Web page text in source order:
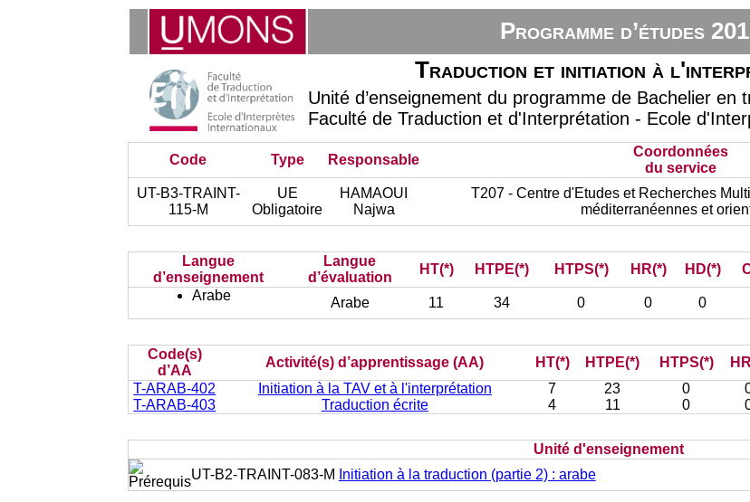
Programme d’études
Traduction et initiation à
Unité d’enseignement du programme de Bachelier en
Faculté de Traduction et d'Interprétation - Ecole
Code Type Responsable
Coordonnées
du service
UT-B3-TRAINT-
115-M
UE
Obligatoire
HAMAOUI
Najwa
T207 - Centre d'Etudes et Recherches
méditerranéennes et
Langue
d’enseignement
Langue
d’évaluation
HT(*) HTPE(*) HTPS(*) HR(*) HD(*)
Arabe
Arabe 11 34 0 0 0
Code(s)
d’AA
Activité(s) d’apprentissage (AA) HT(*) HTPE(*) HTPS(*)
T-ARAB-402
Initiation à la TAV et à l'interprétation 7 23 0
T-ARAB-403
Traduction écrite 4 11 0
Unité d'enseignement
UT-B2-TRAINT-083-M
Initiation à la traduction (partie 2) : arabe